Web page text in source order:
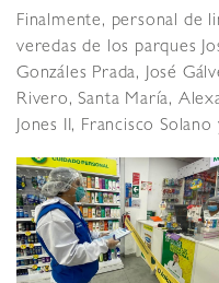
Finalmente, personal de
veredas de los parques
Gonzáles Prada, José
Rivero, Santa María,
Jones II, Francisco